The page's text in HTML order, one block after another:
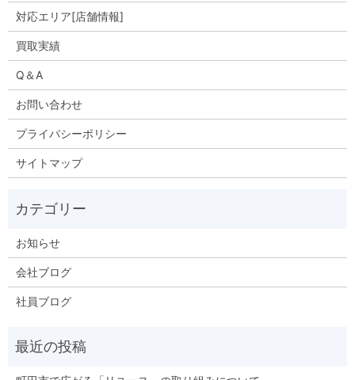
対応エリア[店舗情報]
買取実績
Q＆A
お問い合わせ
プライバシーポリシー
サイトマップ
お知らせ
会社ブログ
社員ブログ